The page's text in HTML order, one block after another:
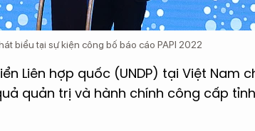
biểu tại sự kiện công bố báo cáo PAPI 2022
Liên hợp quốc (UNDP) tại Việt Nam
quản trị và hành chính công cấp tỉnh